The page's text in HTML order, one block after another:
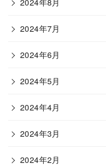
2024年8月
2024年7月
2024年6月
2024年5月
2024年4月
2024年3月
2024年2月